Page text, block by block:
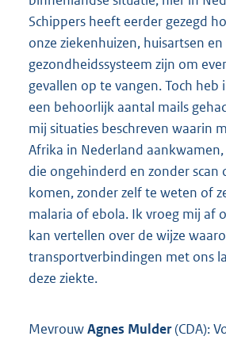
Schippers heeft eerder gezegd
onze ziekenhuizen, huisartsen
gezondheidssysteem zijn om
gevallen op te vangen. Toch
een behoorlijk aantal mails
mij situaties beschreven waarin
Afrika in Nederland
die ongehinderd en zonder scan
komen, zonder zelf te weten of
malaria of ebola. Ik vroeg mij af
kan vertellen over de wijze
transportverbindingen met ons
deze ziekte.
MevrouwAgnes Mulder(CDA):